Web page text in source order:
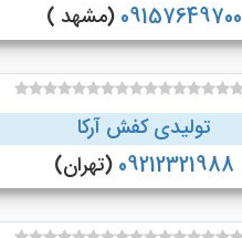
09157649700 (مشهد )
تولیدی کفش آرکا
09212321988 (تهران)